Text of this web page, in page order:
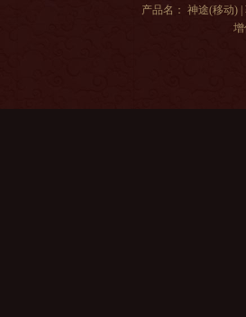
产品名： 神途(移动)
增